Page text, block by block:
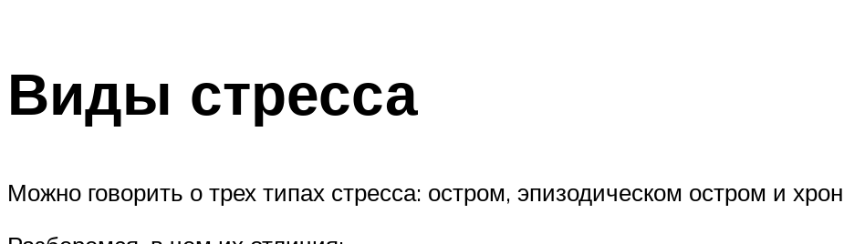
Виды стресса
Можно говорить о трех типах стресса: остром, эпизодическом остром и